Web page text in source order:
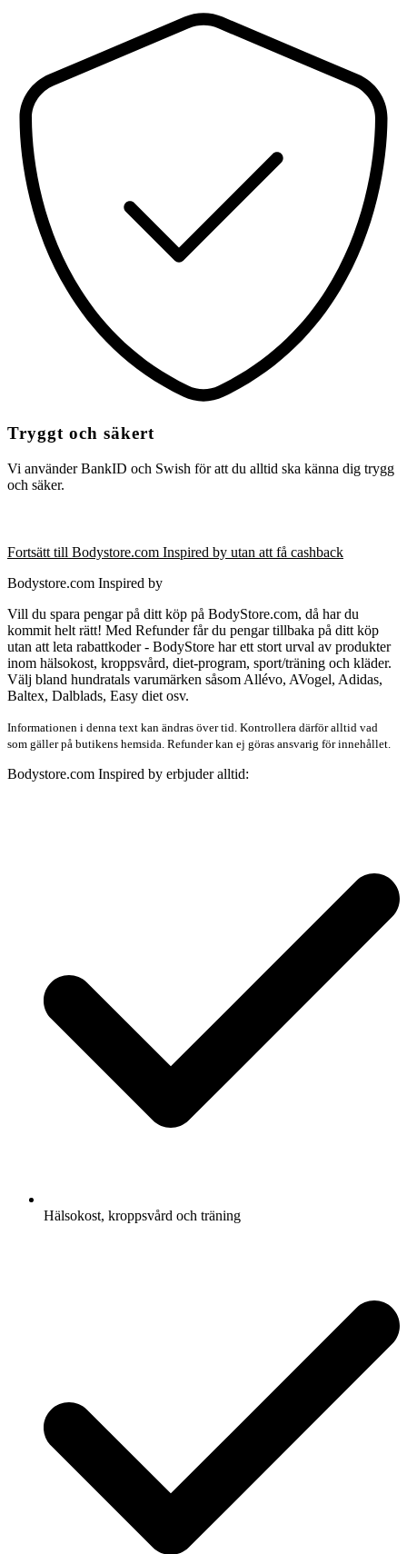
Tryggt och säkert
Vi använder BankID och Swish för att du alltid ska känna dig trygg
och säker.
Fortsätt till Bodystore.com Inspired by utan att få cashback
Bodystore.com Inspired by
Vill du spara pengar på ditt köp på BodyStore.com, då har du
kommit helt rätt! Med Refunder får du pengar tillbaka på ditt köp
utan att leta rabattkoder - BodyStore har ett stort urval av produkter
inom hälsokost, kroppsvård, diet-program, sport/träning och kläder.
Välj bland hundratals varumärken såsom Allévo, AVogel, Adidas,
Baltex, Dalblads, Easy diet osv.
Informationen i denna text kan ändras över tid. Kontrollera därför alltid vad
som gäller på butikens hemsida. Refunder kan ej göras ansvarig för innehållet.
Bodystore.com Inspired by erbjuder alltid:
Hälsokost, kroppsvård och träning